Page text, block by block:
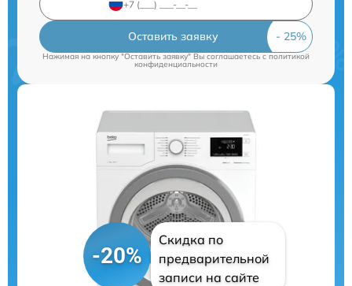
Оставить заявку
Нажимая на кнопку "Оставить заявку" Вы соглашаетесь cполитикой
конфиденциальности
-20%
Скидка по
предварительной
записи на сайте